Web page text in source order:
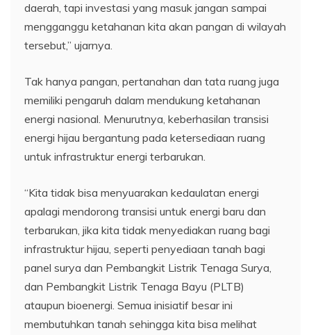
daerah, tapi investasi yang masuk jangan sampai
mengganggu ketahanan kita akan pangan di wilayah
tersebut,” ujarnya.
Tak hanya pangan, pertanahan dan tata ruang juga
memiliki pengaruh dalam mendukung ketahanan
energi nasional. Menurutnya, keberhasilan transisi
energi hijau bergantung pada ketersediaan ruang
untuk infrastruktur energi terbarukan.
“Kita tidak bisa menyuarakan kedaulatan energi
apalagi mendorong transisi untuk energi baru dan
terbarukan, jika kita tidak menyediakan ruang bagi
infrastruktur hijau, seperti penyediaan tanah bagi
panel surya dan Pembangkit Listrik Tenaga Surya,
dan Pembangkit Listrik Tenaga Bayu (PLTB)
ataupun bioenergi. Semua inisiatif besar ini
membutuhkan tanah sehingga kita bisa melihat